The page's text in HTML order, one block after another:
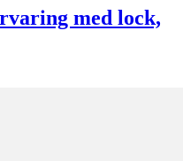
med lock,